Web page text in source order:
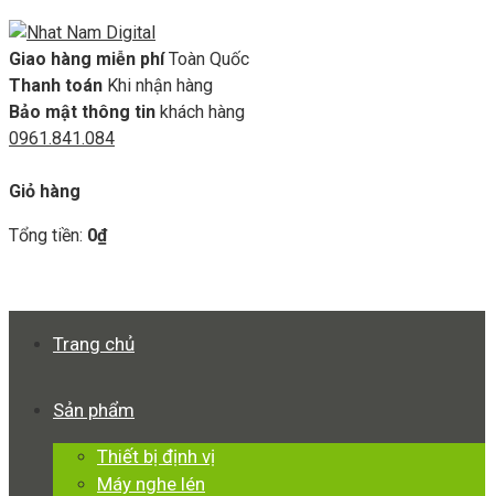
Giao hàng miễn phí Toàn Quốc
Thanh toán Khi nhận hàng
Bảo mật thông tin khách hàng
0961.841.084
Giỏ hàng
Tổng tiền: 0₫
Trang chủ
Sản phẩm
Thiết bị định vị
Máy nghe lén